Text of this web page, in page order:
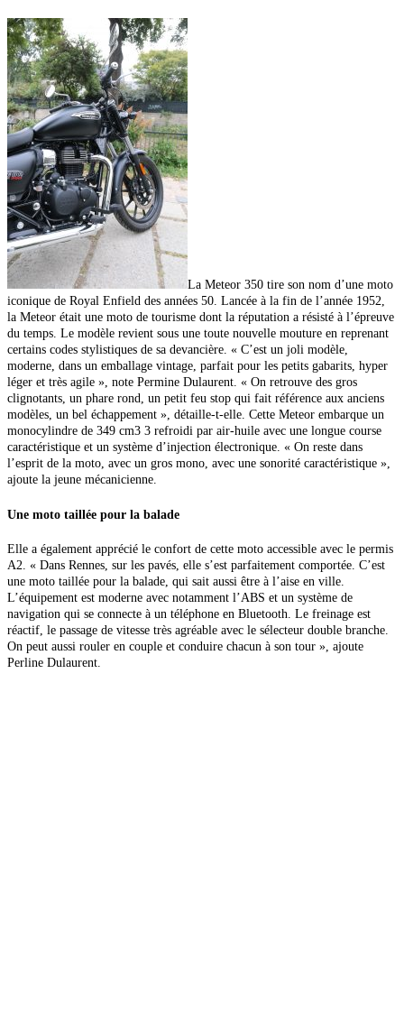
La Meteor 350 tire son nom d’une moto
iconique de Royal Enfield des années 50. Lancée à la fin de l’année 1952,
la Meteor était une moto de tourisme dont la réputation a résisté à l’épreuve
du temps. Le modèle revient sous une toute nouvelle mouture en reprenant
certains codes stylistiques de sa devancière. « C’est un joli modèle,
moderne, dans un emballage vintage, parfait pour les petits gabarits, hyper
léger et très agile », note Permine Dulaurent. « On retrouve des gros
clignotants, un phare rond, un petit feu stop qui fait référence aux anciens
modèles, un bel échappement », détaille-t-elle. Cette Meteor embarque un
monocylindre de 349 cm3 3 refroidi par air-huile avec une longue course
caractéristique et un système d’injection électronique. « On reste dans
l’esprit de la moto, avec un gros mono, avec une sonorité caractéristique »,
ajoute la jeune mécanicienne.
Une moto taillée pour la balade
Elle a également apprécié le confort de cette moto accessible avec le permis
A2. « Dans Rennes, sur les pavés, elle s’est parfaitement comportée. C’est
une moto taillée pour la balade, qui sait aussi être à l’aise en ville.
L’équipement est moderne avec notamment l’ABS et un système de
navigation qui se connecte à un téléphone en Bluetooth. Le freinage est
réactif, le passage de vitesse très agréable avec le sélecteur double branche.
On peut aussi rouler en couple et conduire chacun à son tour », ajoute
Perline Dulaurent.